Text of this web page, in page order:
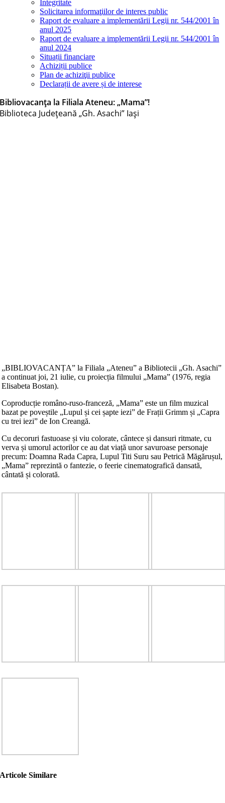
Integritate
Solicitarea informaţiilor de interes public
Raport de evaluare a implementării Legii nr. 544/2001 în
anul 2025
Raport de evaluare a implementării Legii nr. 544/2001 în
anul 2024
Situații financiare
Achiziții publice
Plan de achiziţii publice
Declarații de avere și de interese
Bibliovacanța la Filiala Ateneu: „Mama”!
Biblioteca Judeţeană „Gh. Asachi” Iaşi
„BIBLIOVACANȚA” la Filiala „Ateneu” a Bibliotecii „Gh. Asachi”
a continuat joi, 21 iulie, cu proiecția filmului „Mama” (1976, regia
Elisabeta Bostan).
Coproducție româno-ruso-franceză, „Mama” este un film muzical
bazat pe poveștile „Lupul și cei șapte iezi” de Frații Grimm și „Capra
cu trei iezi” de Ion Creangă.
Cu decoruri fastuoase și viu colorate, cântece și dansuri ritmate, cu
verva și umorul actorilor ce au dat viață unor savuroase personaje
precum: Doamna Rada Capra, Lupul Titi Suru sau Petrică Măgărușul,
„Mama” reprezintă o fantezie, o feerie cinematografică dansată,
cântată și colorată.
Articole Similare